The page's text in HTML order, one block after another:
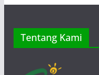
Tentang Kami